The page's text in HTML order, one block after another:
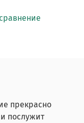
прекрасно
послужит